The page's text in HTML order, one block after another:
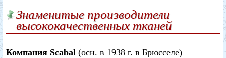
Знаменитые производители
высококачественных тканей
Компания Scabal (осн. в 1938 г. в Брюсселе) —